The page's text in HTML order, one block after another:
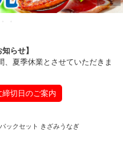
らせ】
、夏季休業とさせていただきま
切日のご案内
ックセット きざみうなぎ